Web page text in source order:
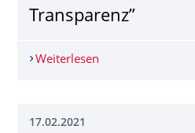
kommt vom IfK
Transparenz”
Weiterlesen
17.02.2021